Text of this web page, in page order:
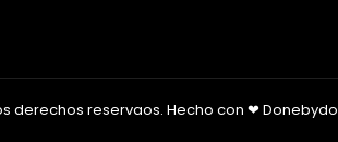
derechos reservaos. Hecho con ❤ Donebydo